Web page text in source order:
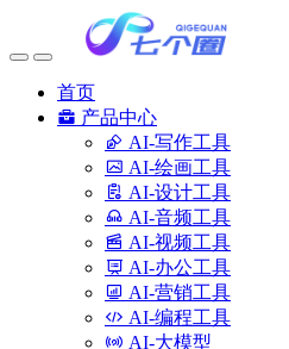
首页
产品中心
AI-写作工具
AI-绘画工具
AI-设计工具
AI-音频工具
AI-视频工具
AI-办公工具
AI-营销工具
AI-编程工具
AI-大模型